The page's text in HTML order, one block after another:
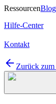
RessourcenBlog
Hilfe-Center
Kontakt
Zurück